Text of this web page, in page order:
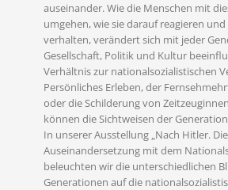
auseinander. Wie die Menschen mit
umgehen, wie sie darauf reagieren und
verhalten, verändert sich mit jeder
Gesellschaft, Politik und Kultur
Verhältnis zur nationalsozialistischen
Persönliches Erleben, der
oder die Schilderung von
können die Sichtweisen der
In unserer Ausstellung „Nach Hitler.
Auseinandersetzung mit dem
beleuchten wir die unterschiedlichen
Generationen auf die
MEHR LESEN